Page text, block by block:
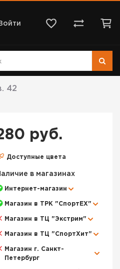
42
руб.
Доступные цвета
в магазинах
Интернет-магазин
Магазин в ТРК "СпортЕХ"
Магазин в ТЦ "Экстрим"
Магазин в ТЦ "СпортХит"
Магазин г. Санкт-
Петербург